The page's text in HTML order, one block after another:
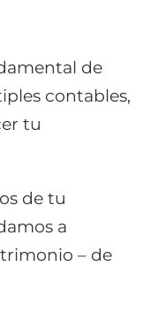
de
contables,
tu
de tu
a
– de